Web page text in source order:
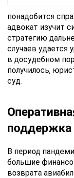
Правилами
обработки
данных
понадобится
адвокат изучит
стратегию
случаев удается
в досудебном
получилось,
суд.
поддержка
В период
большие
возврата